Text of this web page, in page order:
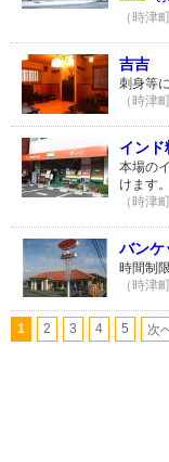
（時津
吉吉
刺身等
（時津
インド
本場の
けます。
（時津
バンケ
時間制
（時津
1 2 3 4 5 次